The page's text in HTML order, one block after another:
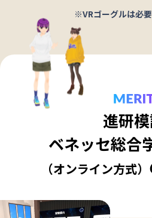
※VRゴーグルは必
進研
ベネッセ総合
（オンライン方式）